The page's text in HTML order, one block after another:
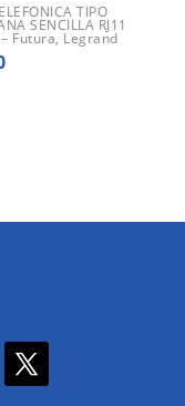
TIPO
SENCILLA RJ11
Futura, Legrand